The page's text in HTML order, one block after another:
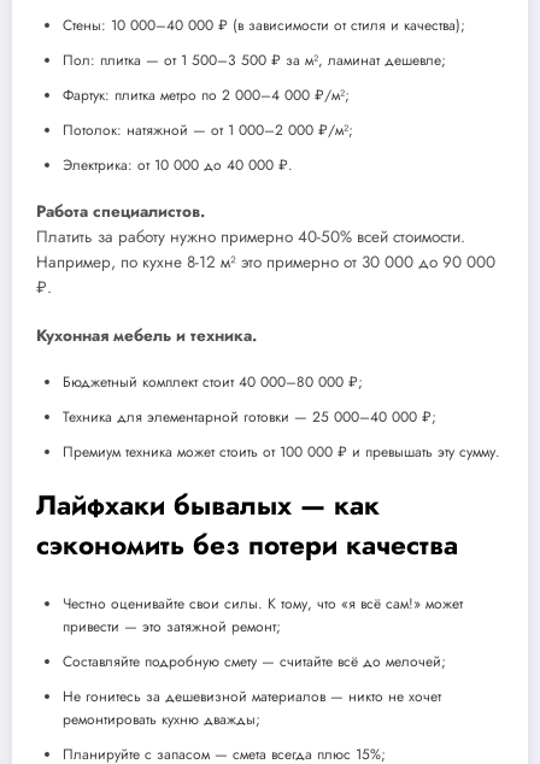
Стены: 10 000–40 000 ₽ (в зависимости от стиля и качества);
Пол: плитка — от 1 500–3 500 ₽ за м², ламинат дешевле;
Фартук: плитка метро по 2 000–4 000 ₽/м²;
Потолок: натяжной — от 1 000–2 000 ₽/м²;
Электрика: от 10 000 до 40 000 ₽.
Работа специалистов.
Платить за работу нужно примерно 40-50% всей стоимости.
Например, по кухне 8-12 м² это примерно от 30 000 до 90 000
₽.
Кухонная мебель и техника.
Бюджетный комплект стоит 40 000–80 000 ₽;
Техника для элементарной готовки — 25 000–40 000 ₽;
Премиум техника может стоить от 100 000 ₽ и превышать эту сумму.
Лайфхаки бывалых — как
сэкономить без потери качества
Честно оценивайте свои силы. К тому, что «я всё сам!» может
привести — это затяжной ремонт;
Составляйте подробную смету — считайте всё до мелочей;
Не гонитесь за дешевизной материалов — никто не хочет
ремонтировать кухню дважды;
Планируйте с запасом — смета всегда плюс 15%;